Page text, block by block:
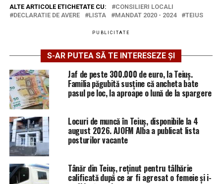
ALTE ARTICOLE ETICHETATE CU:
CONSILIERI LOCALI
DECLARATIE DE AVERE
LISTA MANDAT 2020 - 2024 TEIUS
PUBLICITATE
S-AR PUTEA SĂ TE INTERESEZE ȘI
Jaf de peste 300.000 de euro, la Teiuș.
Familia păgubită susține că ancheta bate
pasul pe loc, la aproape o lună de la spargere
Locuri de muncă în Teiuș, disponibile la 4
august 2026. AJOFM Alba a publicat lista
posturilor vacante
Tânăr din Teiuș, reținut pentru tâlhărie
calificată după ce ar fi agresat o femeie și i-